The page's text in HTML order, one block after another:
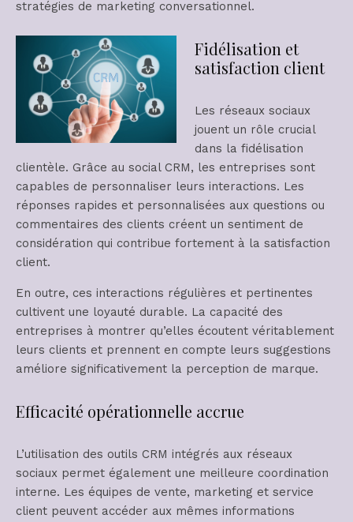
stratégies de marketing conversationnel.
Fidélisation et
satisfaction client
Les réseaux sociaux
jouent un rôle crucial
dans la fidélisation
clientèle. Grâce au social CRM, les entreprises sont
capables de personnaliser leurs interactions. Les
réponses rapides et personnalisées aux questions ou
commentaires des clients créent un sentiment de
considération qui contribue fortement à la satisfaction
client.
En outre, ces interactions régulières et pertinentes
cultivent une loyauté durable. La capacité des
entreprises à montrer qu’elles écoutent véritablement
leurs clients et prennent en compte leurs suggestions
améliore significativement la perception de marque.
Efficacité opérationnelle accrue
L’utilisation des outils CRM intégrés aux réseaux
sociaux permet également une meilleure coordination
interne. Les équipes de vente, marketing et service
client peuvent accéder aux mêmes informations